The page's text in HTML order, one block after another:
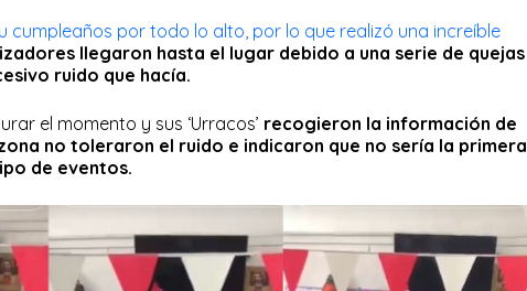
cumpleaños por todo lo alto, por lo que realizó una increíble
llegaron hasta el lugar debido a una serie de quejas
ruido que hacía.
el momento y sus ‘Urracos’ recogieron la información de
no toleraron el ruido e indicaron que no sería la primera
de eventos.